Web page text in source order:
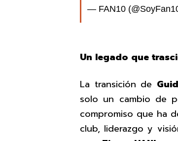
— FAN10
Un legado que
La transición de
solo un cambio de
compromiso que ha
club, liderazgo y